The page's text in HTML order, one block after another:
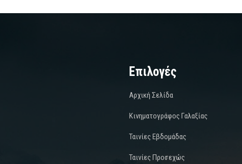
Επιλογές
Αρχική Σελίδα
Κινηματογράφος Γαλαξίας
Ταινίες Εβδομάδας
Ταινίες Προσεχώς